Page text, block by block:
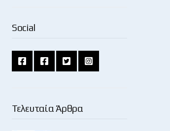
Social
Τελευταία Άρθρα